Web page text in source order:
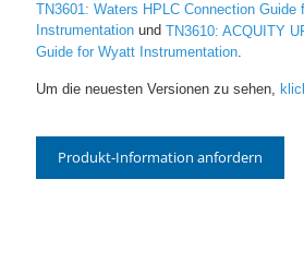
TN3601: Waters HPLC Connection Guide
Instrumentation und TN3610: ACQUITY
Guide for Wyatt Instrumentation
Um die neuesten Versionen zu sehen,
Produkt-Information anfordern